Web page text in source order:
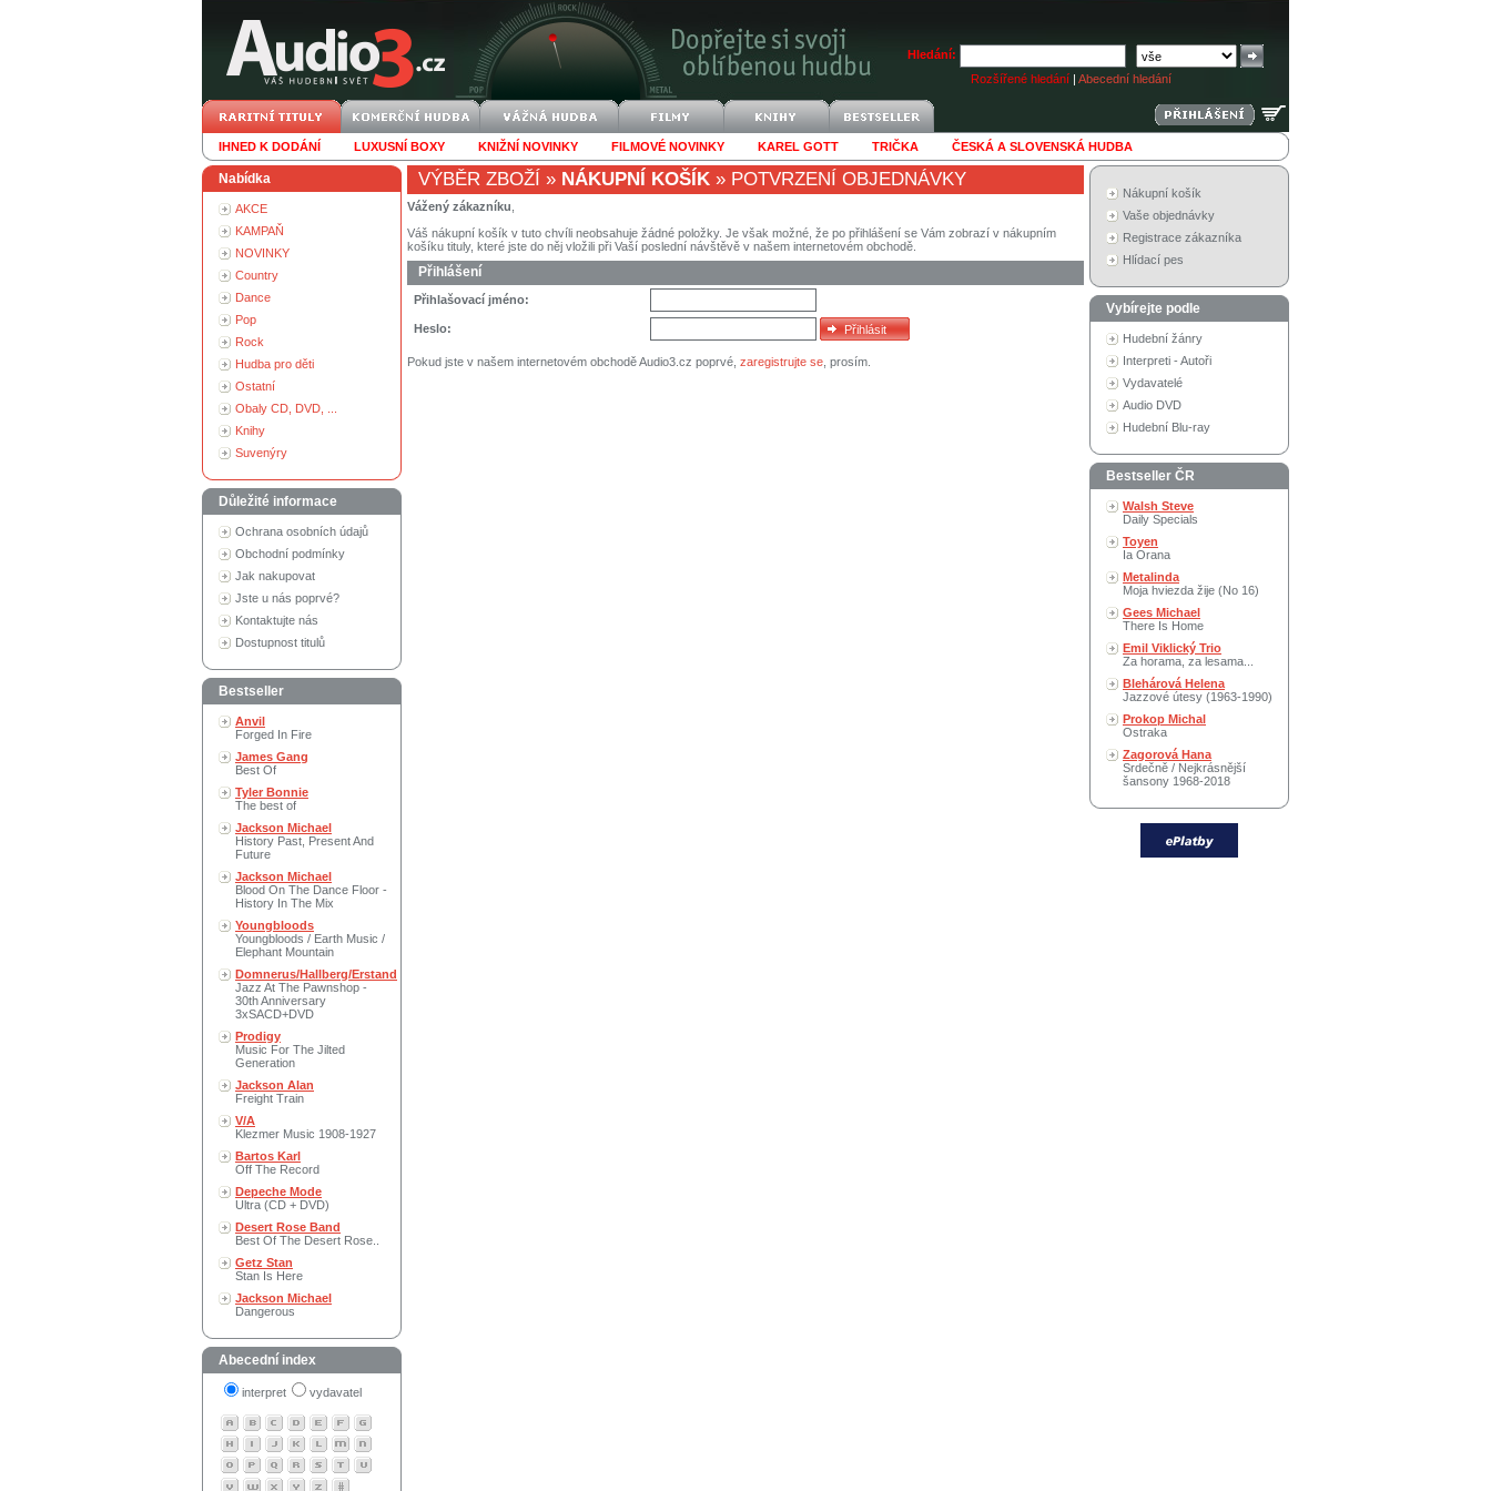
Hledání:
Rozšířené hledání | Abecední hledání
IHNED K DODÁNÍ LUXUSNÍ BOXY KNIŽNÍ NOVINKY FILMOVÉ NOVINKY KAREL GOTT TRIČKA ČESKÁ A SLOVENSKÁ HUDBA
Nabídka
AKCE
KAMPAŇ
NOVINKY
Country
Dance
Pop
Rock
Hudba pro děti
Ostatní
Obaly CD, DVD, ...
Knihy
Suvenýry
Důležité informace
Ochrana osobních údajů
Obchodní podmínky
Jak nakupovat
Jste u nás poprvé?
Kontaktujte nás
Dostupnost titulů
Bestseller
Anvil
Forged In Fire
James Gang
Best Of
Tyler Bonnie
The best of
Jackson Michael
History Past, Present And
Future
Jackson Michael
Blood On The Dance Floor -
History In The Mix
Youngbloods
Youngbloods / Earth Music /
Elephant Mountain
Domnerus/Hallberg/Erstand
Jazz At The Pawnshop -
30th Anniversary
3xSACD+DVD
Prodigy
Music For The Jilted
Generation
Jackson Alan
Freight Train
V/A
Klezmer Music 1908-1927
Bartos Karl
Off The Record
Depeche Mode
Ultra (CD + DVD)
Desert Rose Band
Best Of The Desert Rose..
Getz Stan
Stan Is Here
Jackson Michael
Dangerous
Abecední index
interpret vydavatel
VÝBĚR ZBOŽÍ » NÁKUPNÍ KOŠÍK » POTVRZENÍ OBJEDNÁVKY
Vážený zákazníku
Váš nákupní košík v tuto chvíli neobsahuje žádné položky. Je však možné, že po přihlášení se Vám zobrazí v nákupním
košíku tituly, které jste do něj vložili při Vaší poslední návštěvě v našem internetovém obchodě.
Přihlášení
Přihlašovací jméno:
Heslo:
Pokud jste v našem internetovém obchodě Audio3.cz poprvé, zaregistrujte se , prosím.
Nákupní košík
Vaše objednávky
Registrace zákazníka
Hlídací pes
Vybírejte podle
Hudební žánry
Interpreti - Autoři
Vydavatelé
Audio DVD
Hudební Blu-ray
Bestseller ČR
Walsh Steve
Daily Specials
Toyen
Ia Orana
Metalinda
Moja hviezda žije (No 16)
Gees Michael
There Is Home
Emil Viklický Trio
Za horama, za lesama...
Blehárová Helena
Jazzové útesy (1963-1990)
Prokop Michal
Ostraka
Zagorová Hana
Srdečně / Nejkrásnější
šansony 1968-2018